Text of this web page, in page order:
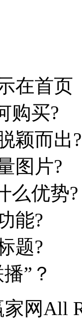
在首页
购买?
颖而出?
图片?
么优势?
能?
题?
”？
网All